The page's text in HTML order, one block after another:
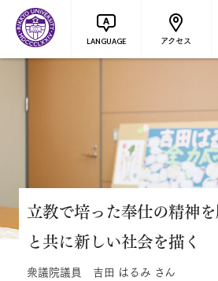
LANGUAGE アクセス
立教で培った奉仕の精神
と共に新しい社会を描く
衆議院議員 吉田 はるみ さん